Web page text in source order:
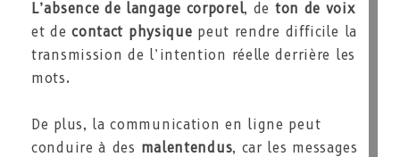
L’absence de langage corporel, de ton de voix
et de contact physique peut rendre difficile la
transmission de l’intention réelle derrière les
mots.
De plus, la communication en ligne peut
conduire à des malentendus, car les messages